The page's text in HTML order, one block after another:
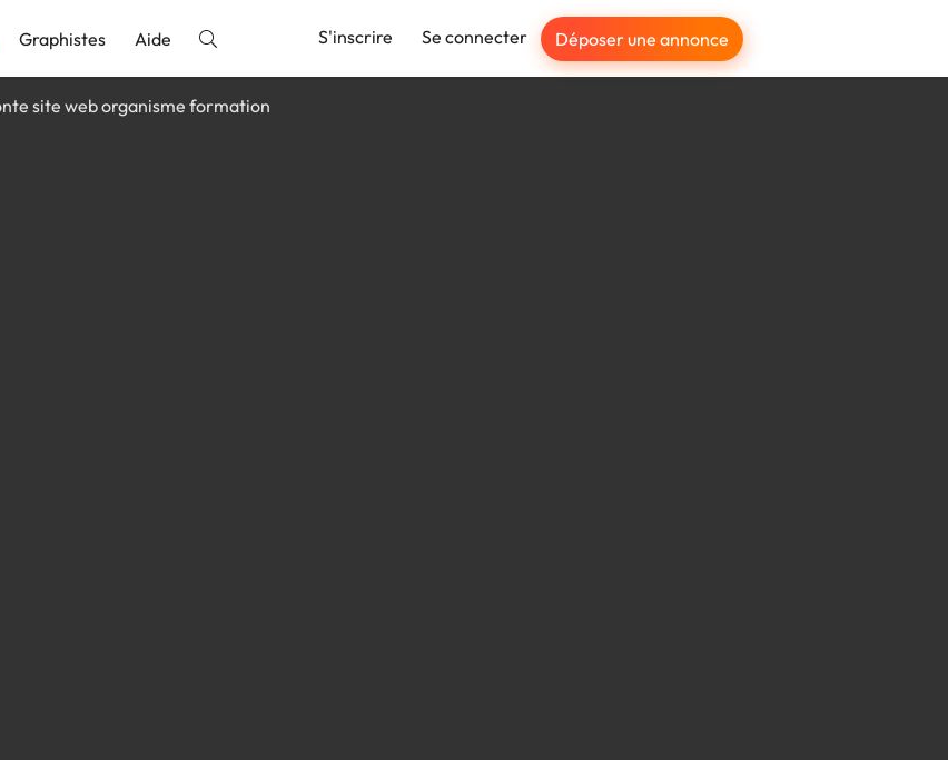
Graphistes Aide S'inscrire Se connecter Déposer une annonce
site web organisme formation